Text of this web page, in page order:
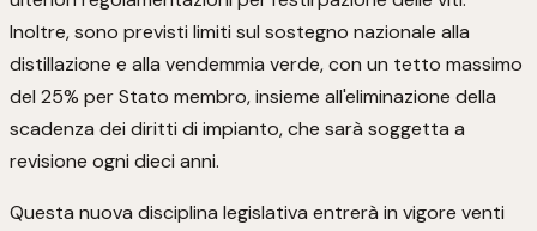
Inoltre, sono previsti limiti sul sostegno nazionale alla
distillazione e alla vendemmia verde, con un tetto massimo
del 25% per Stato membro, insieme all'eliminazione della
scadenza dei diritti di impianto, che sarà soggetta a
revisione ogni dieci anni.
Questa nuova disciplina legislativa entrerà in vigore venti